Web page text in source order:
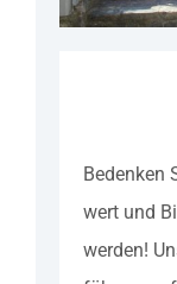
Bedenken
wert und
werden!